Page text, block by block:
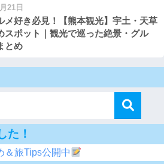
21日
メ好き必見！【熊本観光】宇土・天草
スポット｜観光で巡った絶景・グル
とめ
た！
＆旅Tips公開中